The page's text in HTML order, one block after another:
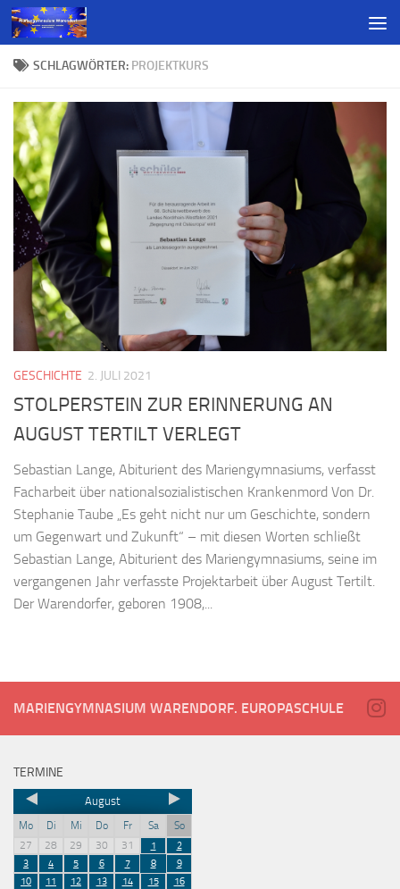
SCHLAGWÖRTER: PROJEKTKURS
GESCHICHTE 2. JULI 2021
STOLPERSTEIN ZUR ERINNERUNG AN
AUGUST TERTILT VERLEGT
Sebastian Lange, Abiturient des Mariengymnasiums, verfasst
Facharbeit über nationalsozialistischen Krankenmord Von Dr.
Stephanie Taube „Es geht nicht nur um Geschichte, sondern
um Gegenwart und Zukunft“ – mit diesen Worten schließt
Sebastian Lange, Abiturient des Mariengymnasiums, seine im
vergangenen Jahr verfasste Projektarbeit über August Tertilt.
Der Warendorfer, geboren 1908,...
MARIENGYMNASIUM WARENDORF. EUROPASCHULE
TERMINE
August
Mo Di Mi Do Fr Sa
So
27
28 29 30 31 1
2
3
4 5 6 7 8
9
10
11 12 13 14 15
16